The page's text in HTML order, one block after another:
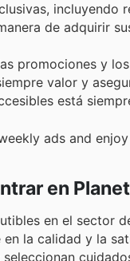
incluyendo
de adquirir
promociones y
valor y
está
ads and
en
en el sector
la calidad y la